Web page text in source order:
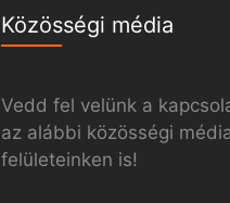
Közösségi média
Vedd fel velünk a
az alábbi közösségi
felületeinken is!